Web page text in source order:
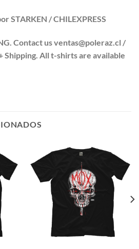
STARKEN / CHILEXPRESS
Contact us ventas@poleraz.cl /
Shipping. All t-shirts are available